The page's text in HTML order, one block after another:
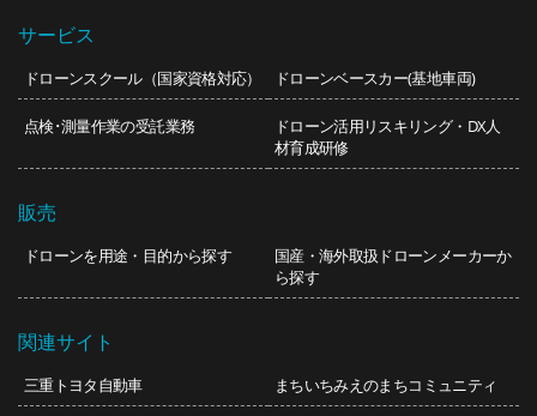
サービス
ドローンスクール（国家資格対応） ドローンベースカー(基地車両)
点検･測量作業の受託業務
ドローン活用リスキリング・DX人
材育成研修
販売
ドローンを用途・目的から探す
国産・海外取扱ドローンメーカーか
ら探す
関連サイト
三重トヨタ自動車 まちいちみえのまちコミュニティ